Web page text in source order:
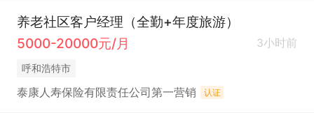
养老社区客户经理（全勤+年度旅游）
5000-20000元/月
3小时前
呼和浩特市
泰康人寿保险有限责任公司第一营销 认证